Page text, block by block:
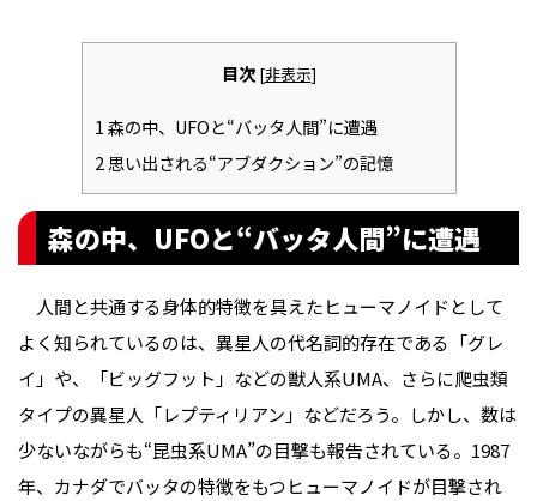
目次 [非表示]
1森の中、UFOと“バッタ人間”に遭遇
2思い出される“アブダクション”の記憶
森の中、UFOと“バッタ人間”に遭遇
人間と共通する身体的特徴を具えたヒューマノイドとして
よく知られているのは、異星人の代名詞的存在である「グレ
イ」や、「ビッグフット」などの獣人系UMA、さらに爬虫類
タイプの異星人「レプティリアン」などだろう。しかし、数は
少ないながらも“昆虫系UMA”の目撃も報告されている。1987
年、カナダでバッタの特徴をもつヒューマノイドが目撃され